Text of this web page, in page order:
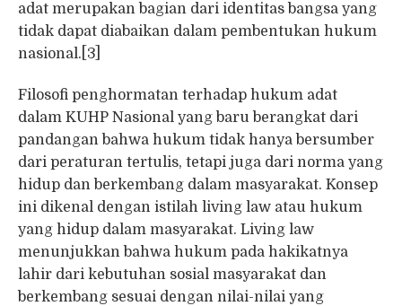
adat merupakan bagian dari identitas bangsa yang
tidak dapat diabaikan dalam pembentukan hukum
nasional.[3]
Filosofi penghormatan terhadap hukum adat
dalam KUHP Nasional yang baru berangkat dari
pandangan bahwa hukum tidak hanya bersumber
dari peraturan tertulis, tetapi juga dari norma yang
hidup dan berkembang dalam masyarakat. Konsep
ini dikenal dengan istilah living law atau hukum
yang hidup dalam masyarakat. Living law
menunjukkan bahwa hukum pada hakikatnya
lahir dari kebutuhan sosial masyarakat dan
berkembang sesuai dengan nilai-nilai yang